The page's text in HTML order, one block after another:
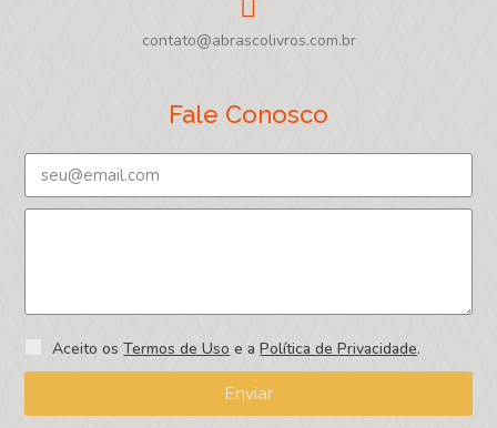
contato@abrascolivros.com.br
Fale Conosco
Aceito osTermos de Uso e aPolítica de Privacidade.
Enviar